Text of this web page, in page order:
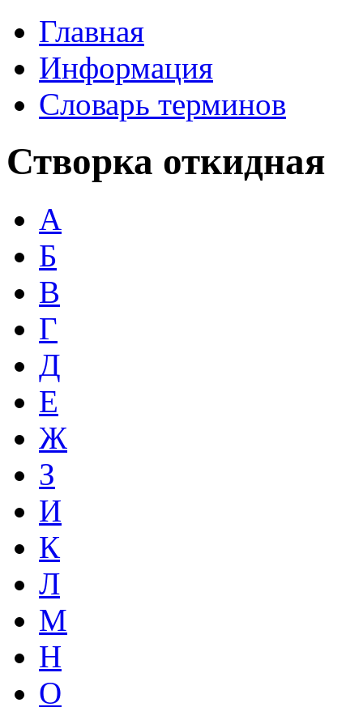
Главная
Информация
Словарь терминов
Створка откидная
А
Б
В
Г
Д
Е
Ж
З
И
К
Л
М
Н
О